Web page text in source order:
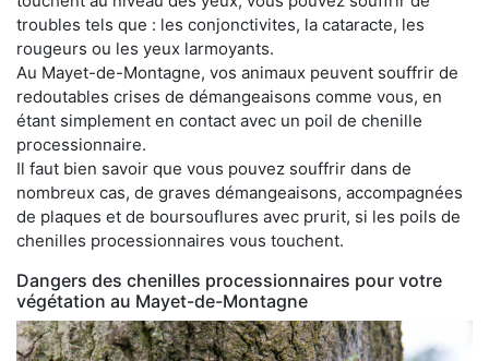
troubles tels que : les conjonctivites, la cataracte, les
rougeurs ou les yeux larmoyants.
Au Mayet-de-Montagne, vos animaux peuvent souffrir de
redoutables crises de démangeaisons comme vous, en
étant simplement en contact avec un poil de chenille
processionnaire.
Il faut bien savoir que vous pouvez souffrir dans de
nombreux cas, de graves démangeaisons, accompagnées
de plaques et de boursouflures avec prurit, si les poils de
chenilles processionnaires vous touchent.
Dangers des chenilles processionnaires pour votre
végétation au Mayet-de-Montagne